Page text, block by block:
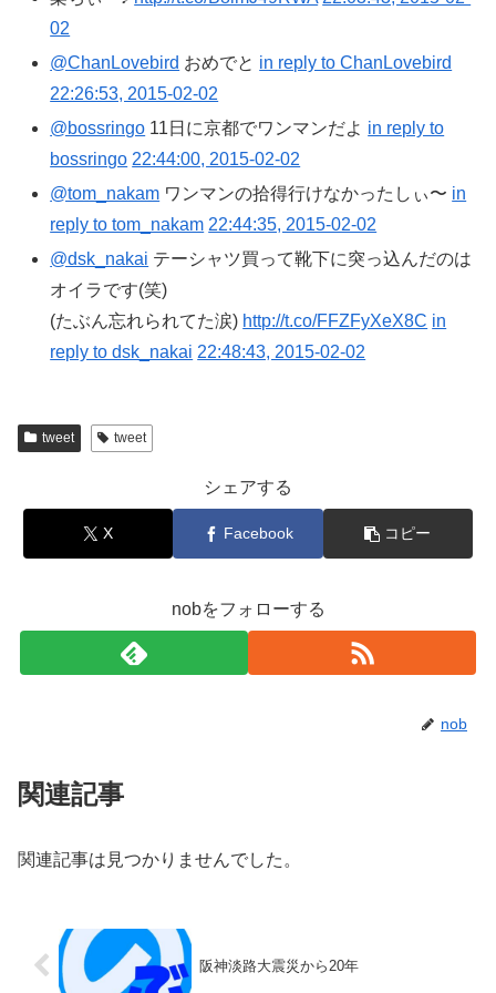
02
@ChanLovebird おめでと in reply to ChanLovebird
22:26:53, 2015-02-02
@bossringo 11日に京都でワンマンだよ in reply to
bossringo 22:44:00, 2015-02-02
@tom_nakam ワンマンの拾得行けなかったしぃ〜 in
reply to tom_nakam 22:44:35, 2015-02-02
@dsk_nakai テーシャツ買って靴下に突っ込んだのは
オイラです(笑)
(たぶん忘れられてた涙) http://t.co/FFZFyXeX8C in
reply to dsk_nakai 22:48:43, 2015-02-02
tweet tweet
シェアする
X Facebook コピー
nobをフォローする
nob
関連記事
関連記事は見つかりませんでした。
阪神淡路大震災から20年